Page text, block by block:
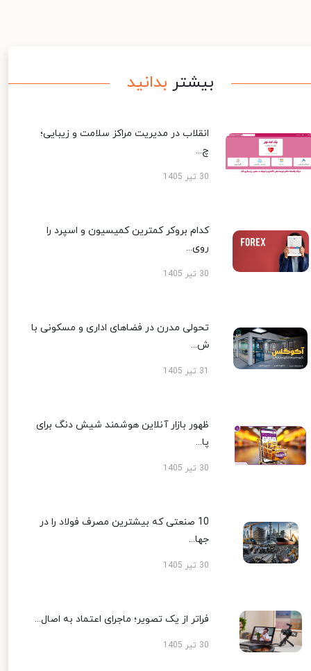
بیشتر بدانید
انقلاب در مدیریت مراکز سلامت و زیبایی؛
چ...
30 تیر 1405
کدام بروکر کمترین کمیسیون و اسپرد را
روی...
30 تیر 1405
تحولی مدرن در فضاهای اداری و مسکونی با
ش...
ظهور بازار آنلاین هوشمند شیش دنگ برای
پا...
30 تیر 1405
10 صنعتی که بیشترین مصرف فولاد را در
جها...
30 تیر 1405
فراتر از یک تصویر؛ ماجرای اعتماد به اصال...
30 تیر 1405